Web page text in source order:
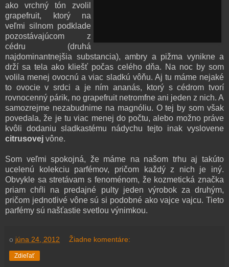
ako vrchný tón zvolil
grapefruit, ktorý na
veľmi silnom podklade
pozostávajúcom z
cédru (druhá
najdominantnejšia substancia), ambry a pižma vynikne a
drží sa tela ako kliešť počas celého dňa. Na noc by som
volila menej ovocnú a viac sladkú vôňu. Aj tu máme nejaké
to ovocie v srdci a je ním ananás, ktorý s cédrom tvorí
rovnocenný párik, no grapefruit netromfne ani jeden z nich. A
samozrejme nezabudnime na magnóliu. O tej by som však
povedala, že je tu viac menej do počtu, alebo možno práve
kvôli dodaniu sladkastému nádychu tejto inak vyslovene
citrusovej vône.
Som veľmi spokojná, že máme na našom trhu aj takúto
ucelenú kolekciu parfémov, pričom každý z nich je iný.
Obvykle sa stretávam s fenoménom, že kozmetická značka
priam chŕli na predajné pulty jeden výrobok za druhým,
pričom jednotlivé vône sú si podobné ako vajce vajcu. Tieto
parfémy sú našťastie svetlou výnimkou.
o júna 24, 2012 Žiadne komentáre:
Zdieľať